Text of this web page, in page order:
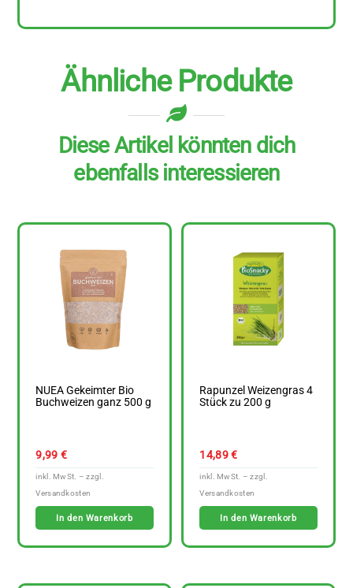
Ähnliche Produkte
Diese Artikel könnten dich
ebenfalls interessieren
NUEA Gekeimter Bio
Buchweizen ganz 500 g
9,99 €
In den Warenkorb
Rapunzel Weizengras 4
Stück zu 200 g
14,89€
In den Warenkorb